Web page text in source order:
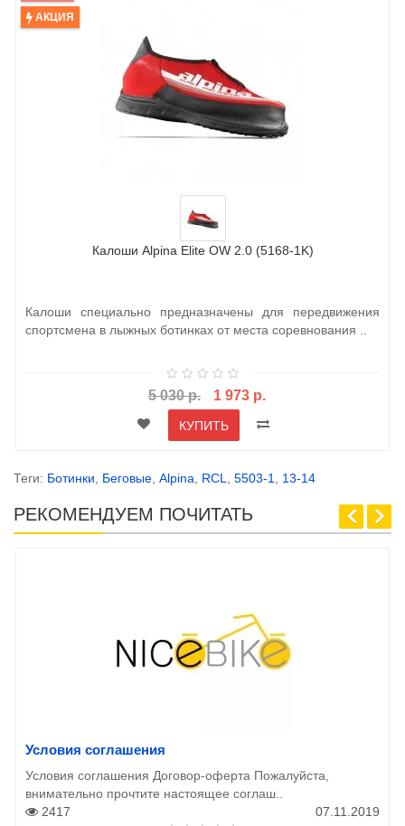
АКЦИЯ
Калоши Alpina Elite OW 2.0 (5168-1K)
Калоши специально предназначены для передвижения
спортсмена в лыжных ботинках от места соревнования ..
5 030 р. 1 973 р.
КУПИТЬ
Теги: Ботинки, Беговые, Alpina, RCL, 5503-1, 13-14
РЕКОМЕНДУЕМ ПОЧИТАТЬ
Условия соглашения
Условия соглашения Договор-оферта Пожалуйста,
внимательно прочтите настоящее соглаш..
2417
07.11.2019